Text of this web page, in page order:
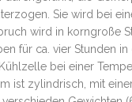
Sie wird bei
wird in korngroße
für ca. vier Stunden
bei einer
ist zylindrisch, mit